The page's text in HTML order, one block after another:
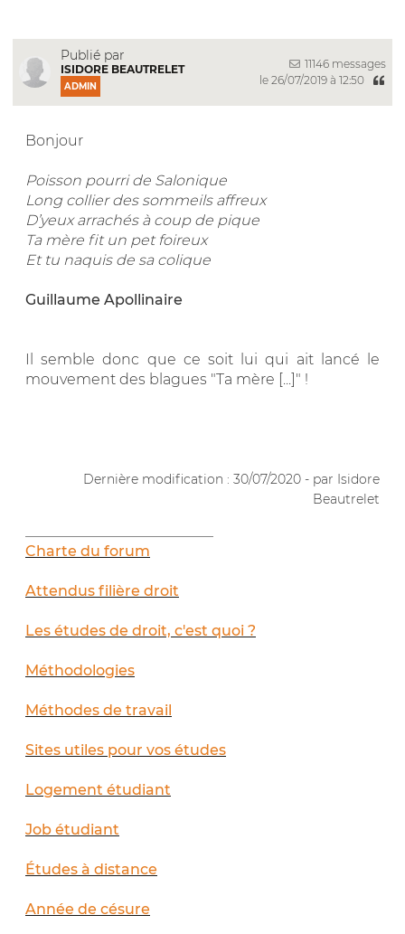
Publié par
ISIDORE BEAUTRELET
ADMIN
11146 messages
le 26/07/2019 à 12:50
Bonjour
Poisson pourri de Salonique
Long collier des sommeils affreux
D’yeux arrachés à coup de pique
Ta mère fit un pet foireux
Et tu naquis de sa colique
Guillaume Apollinaire
Il semble donc que ce soit lui qui ait lancé le
mouvement des blagues "Ta mère [...]" !
Dernière modification : 30/07/2020 - par Isidore
Beautrelet
Charte du forum
Attendus filière droit
Les études de droit, c'est quoi ?
Méthodologies
Méthodes de travail
Sites utiles pour vos études
Logement étudiant
Job étudiant
Études à distance
Année de césure